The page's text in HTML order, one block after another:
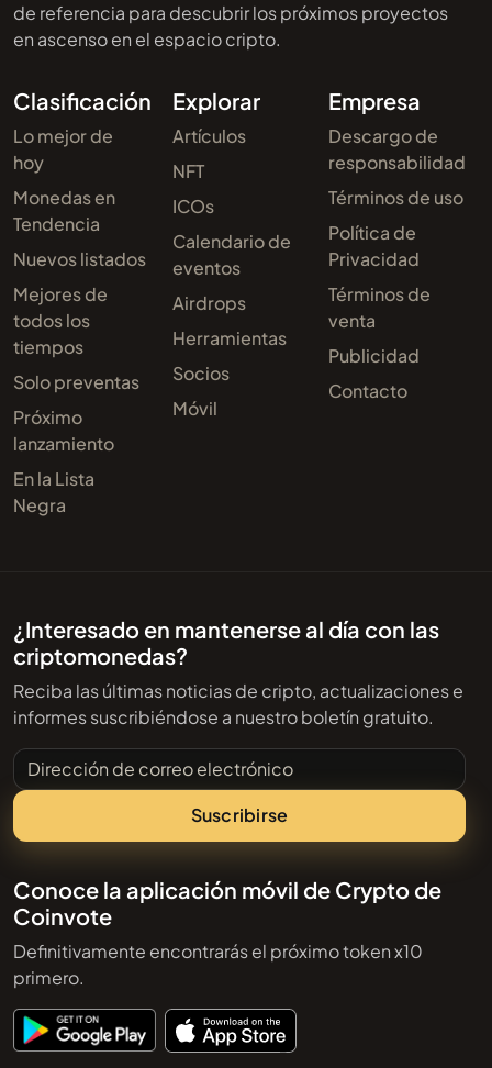
de referencia para descubrir los próximos proyectos
en ascenso en el espacio cripto.
Clasificación
Lo mejor de
hoy
Monedas en
Tendencia
Nuevos listados
Mejores de
todos los
tiempos
Solo preventas
Próximo
lanzamiento
En la Lista
Negra
Explorar
Artículos
NFT
ICOs
Calendario de
eventos
Airdrops
Herramientas
Socios
Móvil
Empresa
Descargo de
responsabilidad
Términos de uso
Política de
Privacidad
Términos de
venta
Publicidad
Contacto
¿Interesado en mantenerse al día con las
criptomonedas?
Reciba las últimas noticias de cripto, actualizaciones e
informes suscribiéndose a nuestro boletín gratuito.
Dirección de correo electrónico
Suscribirse
Conoce la aplicación móvil de Crypto de
Coinvote
Definitivamente encontrarás el próximo token x10
primero.